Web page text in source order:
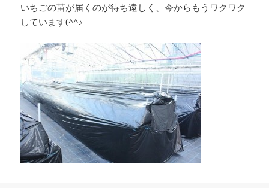
いちごの苗が届くのが待ち遠しく、今からもうワクワク
しています(^^♪